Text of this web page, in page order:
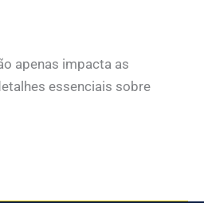
apenas impacta as
essenciais sobre